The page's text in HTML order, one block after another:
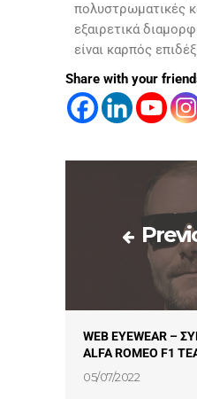
πολυστρωματικές
εξαιρετικά
είναι καρπός
Share with your
WEB EYEWEAR –
ALFA ROMEO F1
05/07/2022